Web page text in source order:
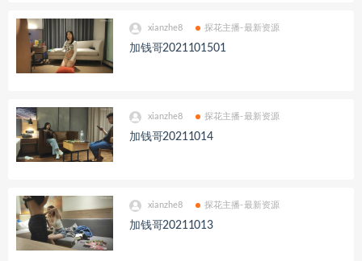
xianzhe8 探花主播-最新资源
加钱哥2021101501
xianzhe8 探花主播-最新资源
加钱哥20211014
xianzhe8 探花主播-最新资源
加钱哥20211013